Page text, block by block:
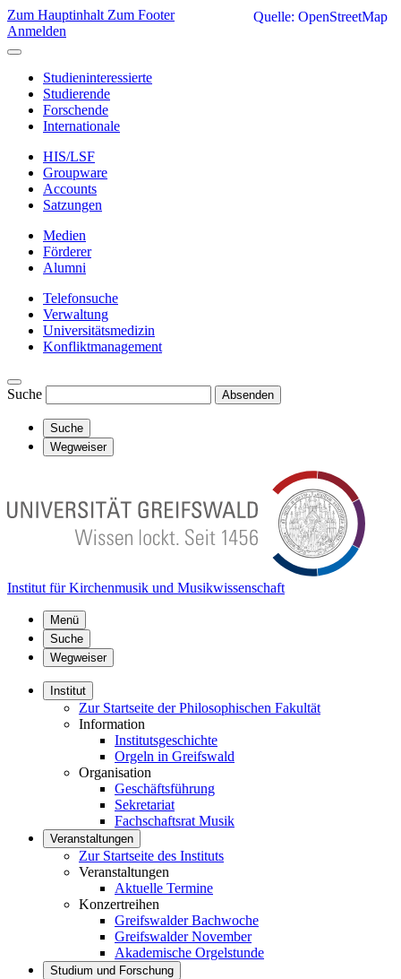
Zum Hauptinhalt Zum Footer
Anmelden
Studieninteressierte
Studierende
Forschende
Internationale
HIS/LSF
Groupware
Accounts
Satzungen
Medien
Förderer
Alumni
Telefonsuche
Verwaltung
Universitätsmedizin
Konfliktmanagement
Suche Absenden
Suche
Wegweiser
Institut für Kirchenmusik und Musikwissenschaft
Menü
Suche
Wegweiser
Institut
Zur Startseite der Philosophischen Fakultät
Information
Institutsgeschichte
Orgeln in Greifswald
Organisation
Geschäftsführung
Sekretariat
Fachschaftsrat Musik
Veranstaltungen
Zur Startseite des Instituts
Veranstaltungen
Aktuelle Termine
Konzertreihen
Greifswalder Bachwoche
Greifswalder November
Akademische Orgelstunde
Studium und Forschung
Quelle: OpenStreetMap